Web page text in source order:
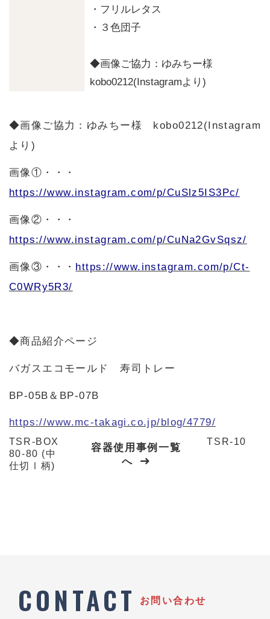
・フリルレタス
・３色団子
◆画像ご協力：ゆみちー様
kobo0212(Instagramより)
◆画像ご協力：ゆみちー様 kobo0212(Instagram
より)
画像①・・・
https://www.instagram.com/p/CuSlz5IS3Pc/
画像②・・・
https://www.instagram.com/p/CuNa2GvSqsz/
画像③・・・ https://www.instagram.com/p/Ct-
C0WRy5R3/
◆商品紹介ページ
バガスエコモールド 寿司トレー
BP-05B＆BP-07B
https://www.mc-takagi.co.jp/blog/4779/
TSR-BOX
80-80 (中
仕切Ⅰ柄)
容器使用事例一覧
へ
TSR-10
CONTACT お問い合わせ